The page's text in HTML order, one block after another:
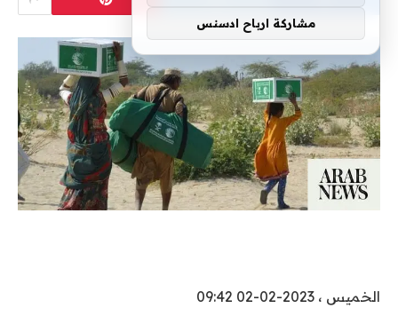
الخميس ، 2023-02-02 09:42
مشاركة ارباح ادسنس